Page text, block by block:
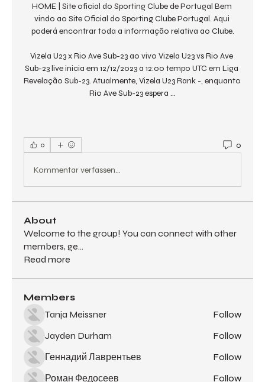
HOME | Site oficial do Sporting Clube de Portugal Bem
vindo ao Site Oficial do Sporting Clube Portugal. Aqui
poderá encontrar toda a informação relativa ao Clube.
Vizela U23 x Rio Ave Sub-23 ao vivo Vizela U23 vs Rio Ave
Sub-23 live inicia em 12/12/2023 a 12:00 tempo UTC em Liga
Revelação Sub-23. Atualmente, Vizela U23 Rank -, enquanto
Rio Ave Sub-23 espera ...
0 0
Kommentar verfassen...
About
Welcome to the group! You can connect with other
members, ge...
Read more
Members
Tanja Meissner
Follow
Jayden Durham
Follow
Геннадий Лаврентьев
Follow
Роман Федосеев
Follow